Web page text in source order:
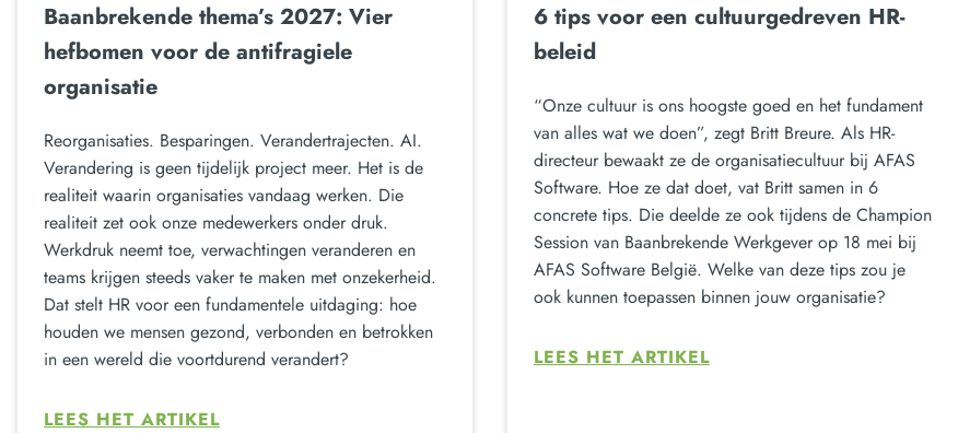
Baanbrekende thema’s 2027: Vier
hefbomen voor de antifragiele
organisatie
Reorganisaties. Besparingen. Verandertrajecten. AI.
Verandering is geen tijdelijk project meer. Het is de
realiteit waarin organisaties vandaag werken. Die
realiteit zet ook onze medewerkers onder druk.
Werkdruk neemt toe, verwachtingen veranderen en
teams krijgen steeds vaker te maken met onzekerheid.
Dat stelt HR voor een fundamentele uitdaging: hoe
houden we mensen gezond, verbonden en betrokken
in een wereld die voortdurend verandert?
LEES HET ARTIKEL
6 tips voor een cultuurgedreven HR-
beleid
“Onze cultuur is ons hoogste goed en het fundament
van alles wat we doen”, zegt Britt Breure. Als HR-
directeur bewaakt ze de organisatiecultuur bij AFAS
Software. Hoe ze dat doet, vat Britt samen in 6
concrete tips. Die deelde ze ook tijdens de Champion
Session van Baanbrekende Werkgever op 18 mei bij
AFAS Software België. Welke van deze tips zou je
ook kunnen toepassen binnen jouw organisatie?
LEES HET ARTIKEL